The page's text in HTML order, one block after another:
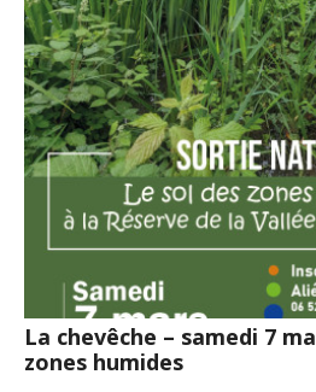
La chevêche – samedi 7
zones humides